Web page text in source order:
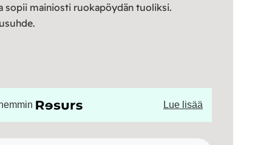
sopii mainiosti ruokapöydän tuoliksi.
Lue lisää